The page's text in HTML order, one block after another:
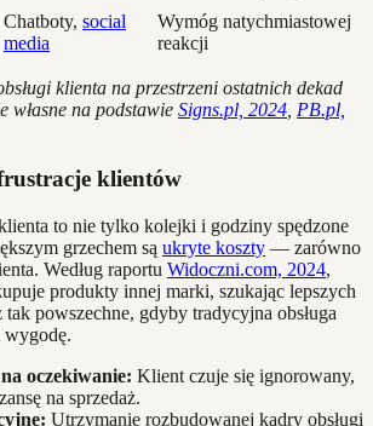
Chatboty, social
media
Wymóg natychmiastowej
reakcji
klienta na przestrzeni ostatnich dekad
własne na podstawie Signs.pl, 2024 PB.pl,
klientów
klienta to nie tylko kolejki i godziny spędzone
grzechem są ukryte koszty — zarówno
Według raportu Widoczni.com, 2024,
produkty innej marki, szukając lepszych
tak powszechne, gdyby tradycyjna obsługa
wygodę.
oczekiwanie: Klient czuje się ignorowany,
na sprzedaż.
Utrzymanie rozbudowanej kadry obsługi